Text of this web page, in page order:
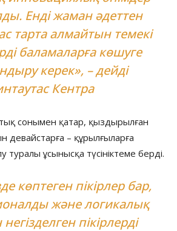
Енді жаман әдеттен
тарта алмайтын темекі
баламаларға көшуге
керек», – дейді
Кентра
сонымен қатар, қыздырылған
девайстарға – құрылғыларға
туралы ұсынысқа түсініктеме берді.
көптеген пікірлер бар,
және логикалық
пікірлерді